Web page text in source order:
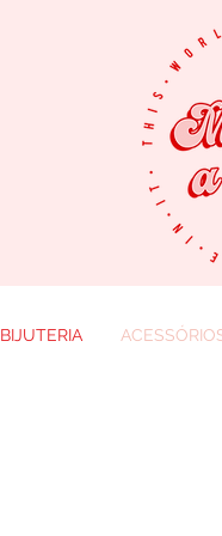
BIJUTERIA